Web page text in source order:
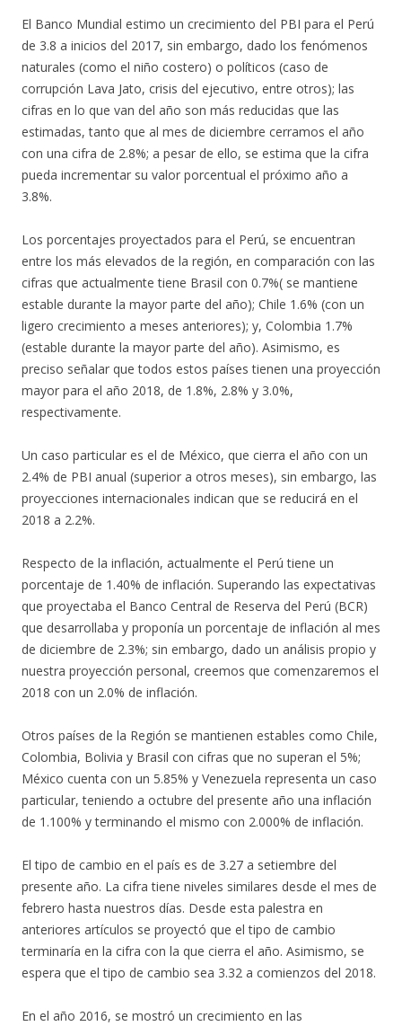
El Banco Mundial estimo un crecimiento del PBI para el Perú
de 3.8 a inicios del 2017, sin embargo, dado los fenómenos
naturales (como el niño costero) o políticos (caso de
corrupción Lava Jato, crisis del ejecutivo, entre otros); las
cifras en lo que van del año son más reducidas que las
estimadas, tanto que al mes de diciembre cerramos el año
con una cifra de 2.8%; a pesar de ello, se estima que la cifra
pueda incrementar su valor porcentual el próximo año a
3.8%.
Los porcentajes proyectados para el Perú, se encuentran
entre los más elevados de la región, en comparación con las
cifras que actualmente tiene Brasil con 0.7%( se mantiene
estable durante la mayor parte del año); Chile 1.6% (con un
ligero crecimiento a meses anteriores); y, Colombia 1.7%
(estable durante la mayor parte del año). Asimismo, es
preciso señalar que todos estos países tienen una proyección
mayor para el año 2018, de 1.8%, 2.8% y 3.0%,
respectivamente.
Un caso particular es el de México, que cierra el año con un
2.4% de PBI anual (superior a otros meses), sin embargo, las
proyecciones internacionales indican que se reducirá en el
2018 a 2.2%.
Respecto de la inflación, actualmente el Perú tiene un
porcentaje de 1.40% de inflación. Superando las expectativas
que proyectaba el Banco Central de Reserva del Perú (BCR)
que desarrollaba y proponía un porcentaje de inflación al mes
de diciembre de 2.3%; sin embargo, dado un análisis propio y
nuestra proyección personal, creemos que comenzaremos el
2018 con un 2.0% de inflación.
Otros países de la Región se mantienen estables como Chile,
Colombia, Bolivia y Brasil con cifras que no superan el 5%;
México cuenta con un 5.85% y Venezuela representa un caso
particular, teniendo a octubre del presente año una inflación
de 1.100% y terminando el mismo con 2.000% de inflación.
El tipo de cambio en el país es de 3.27 a setiembre del
presente año. La cifra tiene niveles similares desde el mes de
febrero hasta nuestros días. Desde esta palestra en
anteriores artículos se proyectó que el tipo de cambio
terminaría en la cifra con la que cierra el año. Asimismo, se
espera que el tipo de cambio sea 3.32 a comienzos del 2018.
En el año 2016, se mostró un crecimiento en las